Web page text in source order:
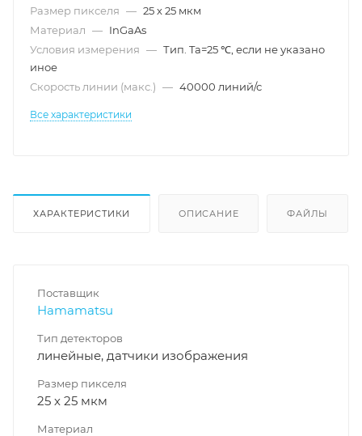
Размер пикселя — 25 х 25 мкм
Материал — InGaAs
Условия измерения — Тип. Ta=25 ℃, если не указано
иное
Скорость линии (макс.) — 40000 линий/с
Все характеристики
ХАРАКТЕРИСТИКИ ОПИСАНИЕ ФАЙЛЫ
Поставщик
Hamamatsu
Тип детекторов
линейные, датчики изображения
Размер пикселя
25 х 25 мкм
Материал